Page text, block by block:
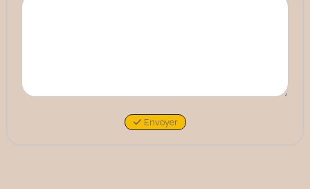
Envoyer